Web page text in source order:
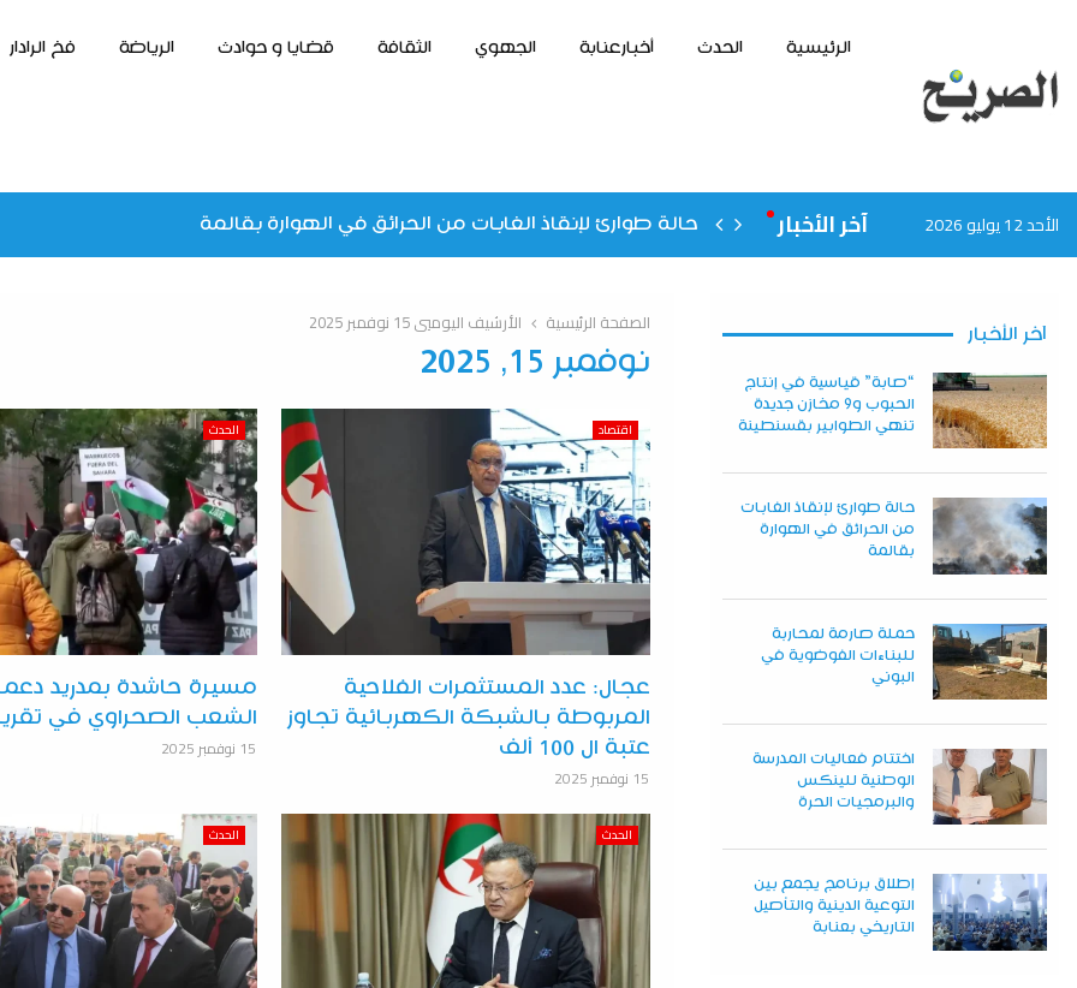
الرئيسية الحدث أخبارعنابة الجهوي الثقافة قضايا و حوادث الرياضة فخ الرادار
الأحد 12 يوليو 2026 آخر الأخبار حالة طوارئ لإنقاذ الغابات من الحرائق في الهوارة بقالمة
الصفحة الرئيسية الأرشيف اليوميي 15 نوفمبر 2025
نوفمبر 15, 2025
اقتصاد
عجال: عدد المستثمرات الفلاحية
المربوطة بالشبكة الكهربائية تجاوز
عتبة ال 100 ألف
15 نوفمبر 2025
الحدث
مسيرة حاشدة بمدريد
الشعب الصحراوي في
15 نوفمبر 2025
الحدث الحدث
آخر الأخبار
“صابة” قياسية في إنتاج
الحبوب و9 مخازن جديدة
تنهي الطوابير بقسنطينة
حالة طوارئ لإنقاذ الغابات
من الحرائق في الهوارة
بقالمة
حملة صارمة لمحاربة
للبناءات الفوضوية في
البوني
اختتام فعاليات المدرسة
الوطنية للينكس
والبرمجيات الحرة
إطلاق برنامج يجمع بين
التوعية الدينية والتأصيل
التاريخي بعنابة